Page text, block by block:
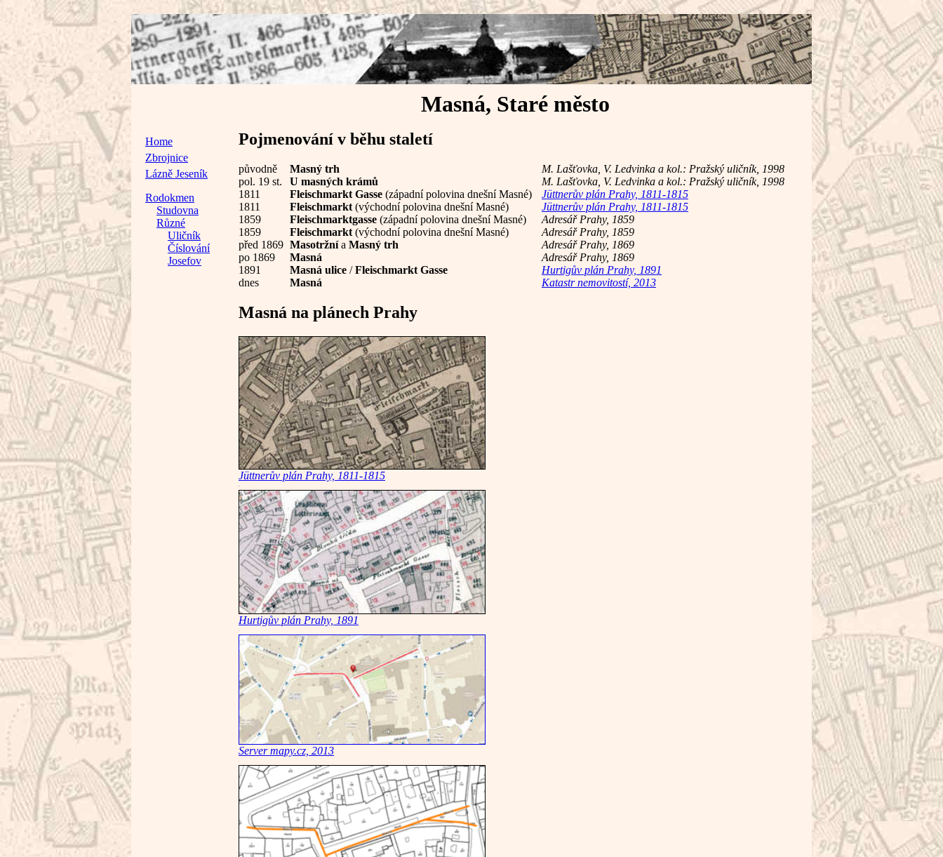
Masná, Staré město
Home
Zbrojnice
Lázně Jeseník
Rodokmen
Studovna
Různé
Uličník
Číslování
Josefov
Pojmenování v běhu staletí
původně Masný trh
M. Lašťovka, V. Ledvinka a kol.: Pražský uličník, 1998
pol. 19 st.
U masných krámů
M. Lašťovka, V. Ledvinka a kol.: Pražský uličník, 1998
1811
Fleischmarkt Gasse (západní polovina dnešní Masné)
Jüttnerův plán Prahy, 1811-1815
1811
Fleischmarkt (východní polovina dnešní Masné)
Jüttnerův plán Prahy, 1811-1815
1859
Fleischmarktgasse (západní polovina dnešní Masné)
Adresář Prahy, 1859
1859
Fleischmarkt (východní polovina dnešní Masné)
Adresář Prahy, 1859
před 1869 Masotržnía Masný trh
Adresář Prahy, 1869
po 1869
Masná
Adresář Prahy, 1869
1891
Masná ulice /Fleischmarkt Gasse
Hurtigův plán Prahy, 1891
dnes
Masná Katastr nemovitostí, 2013
Masná na plánech Prahy
Jüttnerův plán Prahy, 1811-1815
Hurtigův plán Prahy, 1891
Server mapy.cz, 2013